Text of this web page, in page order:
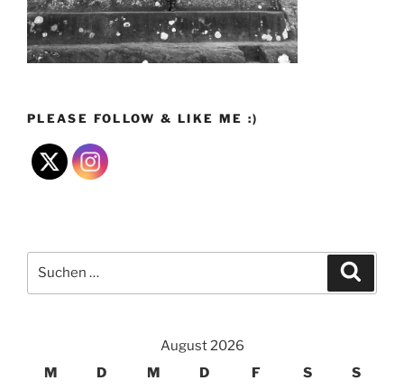
PLEASE FOLLOW & LIKE ME :)
nach:
August 2026
M
D M D F S S